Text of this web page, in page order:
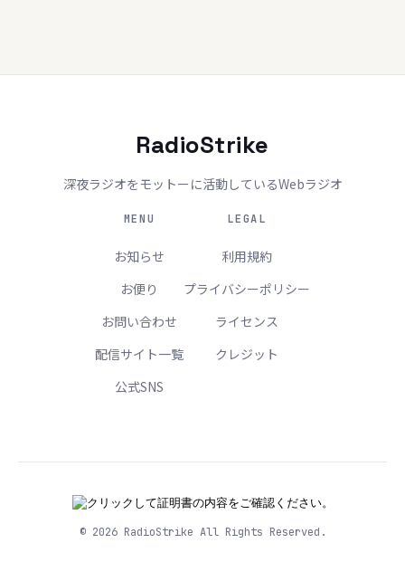
RadioStrike
深夜ラジオをモットーに活動しているWebラジオ
MENU
お知らせ
お便り
お問い合わせ
配信サイト一覧
公式SNS
LEGAL
利用規約
プライバシーポリシー
ライセンス
クレジット
© 2026 RadioStrike All Rights Reserved.